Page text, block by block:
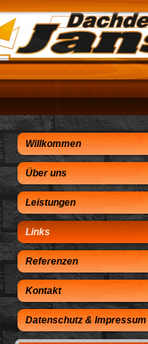
Willkommen
Über uns
Leistungen
Links
Referenzen
Kontakt
Datenschutz & Impressum